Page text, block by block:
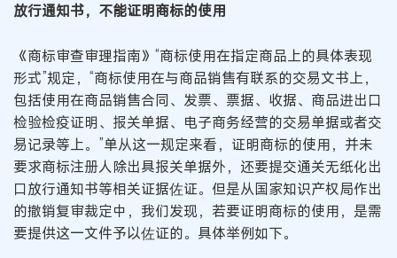
放行通知书，不能证明商标的使用
《商标审查审理指南》“商标使用在指定商品上的具体表现
形式”规定，“商标使用在与商品销售有联系的交易文书上，
包括使用在商品销售合同、发票、票据、收据、商品进出口
检验检疫证明、报关单据、电子商务经营的交易单据或者交
易记录等上。”单从这一规定来看，证明商标的使用，并未
要求商标注册人除出具报关单据外，还要提交通关无纸化出
口放行通知书等相关证据佐证。但是从国家知识产权局作出
的撤销复审裁定中，我们发现，若要证明商标的使用，是需
要提供这一文件予以佐证的。具体举例如下。